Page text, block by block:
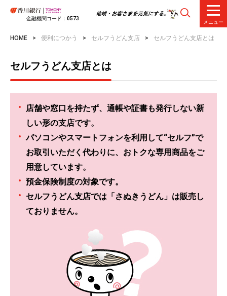
金融機関コード：0573
メニュー
HOME 便利につかう セルフうどん支店 セルフうどん支店とは
セルフうどん支店とは
店舗や窓口を持たず、通帳や証書も発行しない新
しい形の支店です。
パソコンやスマートフォンを利用して“セルフ”で
お取引いただく代わりに、おトクな専用商品をご
用意しています。
預金保険制度の対象です。
セルフうどん支店では「さぬきうどん」は販売し
ておりません。